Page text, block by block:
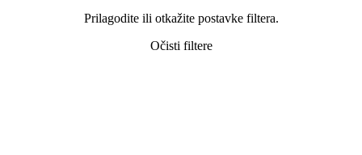
Prilagodite ili otkažite postavke filtera.
Očisti filtere